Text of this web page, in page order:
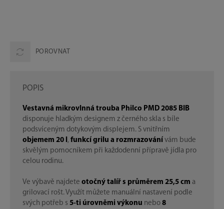
POROVNAT
POPIS
Vestavná mikrovlnná trouba Philco PMD 2085 BIB
disponuje hladkým designem z černého skla s bíle
podsvíceným dotykovým displejem. S vnitřním
objemem 20 l , funkcí grilu a rozmrazování vám bude
skvělým pomocníkem při každodenní přípravě jídla pro
celou rodinu.
Ve výbavě najdete otočný talíř s průměrem 25,5 cm a
grilovací rošt. Využít můžete manuální nastavení podle
svých potřeb s 5-ti úrovněmi výkonu nebo 8